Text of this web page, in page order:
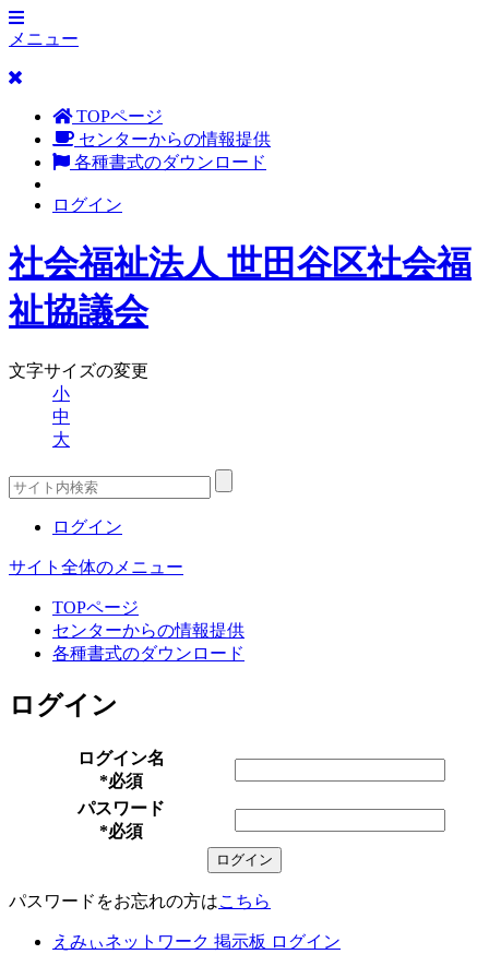
メニュー
TOPページ
センターからの情報提供
各種書式のダウンロード
ログイン
社会福祉法人 世田谷区社会福
祉協議会
文字サイズの変更
小
中
大
ログイン
サイト全体のメニュー
TOPページ
センターからの情報提供
各種書式のダウンロード
ログイン
ログイン名
*必須
パスワード
*必須
パスワードをお忘れの方はこちら
えみぃネットワーク 掲示板 ログイン